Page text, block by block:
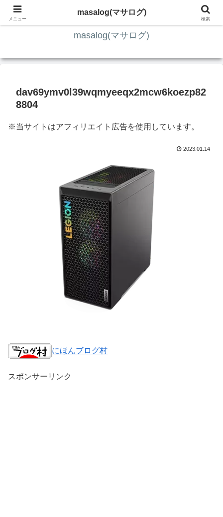
ITの知識4割・ガジェット4割・その他2割 の趣味ブログ
masalog(マサログ)
dav69ymv0l39wqmyeeqx2mcw6koezp82
8804
※当サイトはアフィリエイト広告を使用しています。
2023.01.14
にほんブログ村
スポンサーリンク
メニュー
masalog(マサログ)
検索